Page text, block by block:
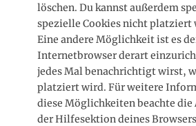
löschen. Du kannst außerdem
spezielle Cookies nicht platziert
Eine andere Möglichkeit ist es
Internetbrowser derart
jedes Mal benachrichtigt wirst,
platziert wird. Für weitere
diese Möglichkeiten beachte die
der Hilfesektion deines